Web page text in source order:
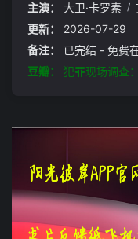
凑起来，还原出事实
专业技术在眼前真实
冤昭雪，而在如此残
技侦破技术，充满条
主演：
大卫·卡罗素 /
更新：
2026-07-29
备注：
已完结 - 免费
豆瓣：
犯罪现场调查